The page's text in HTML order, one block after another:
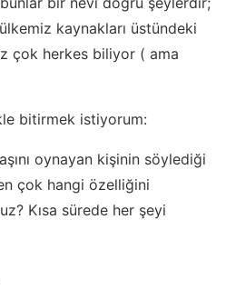
kaynakları üstündeki
çok herkes biliyor ( ama
bitirmek istiyorum:
oynayan kişinin söylediği
çok hangi özelliğini
Kısa sürede her şeyi